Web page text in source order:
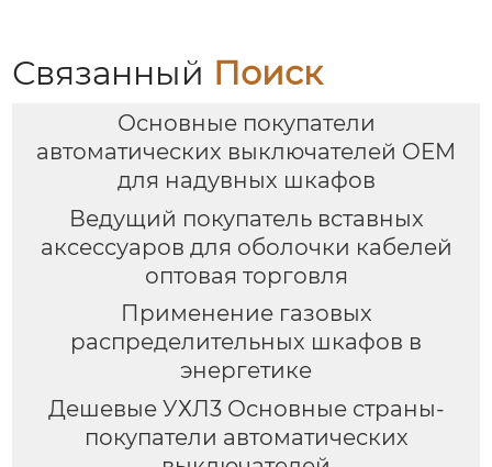
Связанный Поиск
Основные покупатели
автоматических выключателей OEM
для надувных шкафов
Ведущий покупатель вставных
аксессуаров для оболочки кабелей
оптовая торговля
Применение газовых
распределительных шкафов в
энергетике
Дешевые УХЛ3 Основные страны-
покупатели автоматических